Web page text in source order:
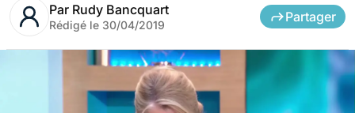
Par Rudy Bancquart
Rédigé le 30/04/2019
Partager